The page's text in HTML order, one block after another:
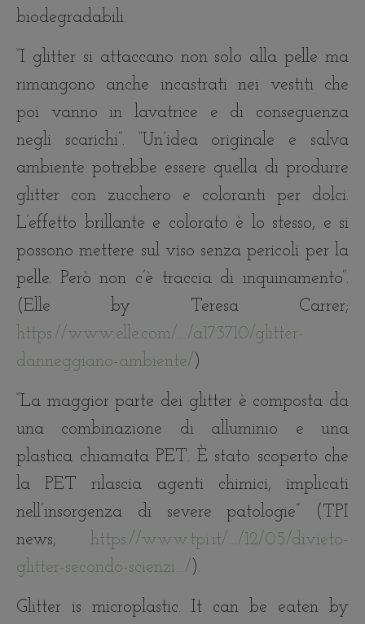
biodegradabili.
“I glitter si attaccano non solo alla pelle ma
rimangono anche incastrati nei vestiti che
poi vanno in lavatrice e di conseguenza
negli scarichi”. “Un’idea originale e salva
ambiente potrebbe essere quella di produrre
glitter con zucchero e coloranti per dolci.
L’effetto brillante e colorato è lo stesso, e si
possono mettere sul viso senza pericoli per la
pelle. Però non c’è traccia di inquinamento”.
(Elle by Teresa Carrer;
https://www.elle.com/…/a173710/glitter-
danneggiano-ambiente/ )
“La maggior parte dei glitter è composta da
una combinazione di alluminio e una
plastica chiamata PET. È stato scoperto che
la PET rilascia agenti chimici, implicati
nell’insorgenza di severe patologie” (TPI
news; https://www.tpi.it/…/12/05/divieto-
glitter-secondo-scienzi…/ ).
Glitter is microplastic. It can be eaten by